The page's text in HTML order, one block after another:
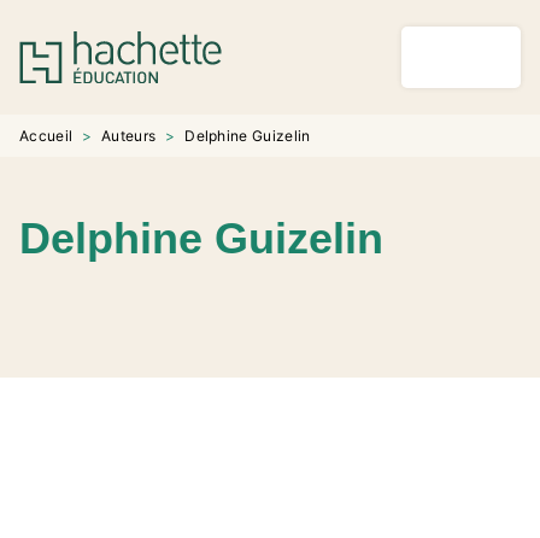
MENU RECHERCHE
PIED DE PAGE
Accueil > Auteurs > Delphine Guizelin
Delphine Guizelin